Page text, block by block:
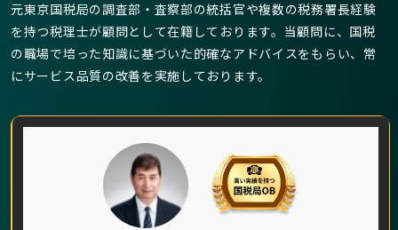
元東京国税局の調査部・査察部の統括官や複数の税務署長経験
を持つ税理士が顧問として在籍しております。当顧問に、国税
の職場で培った知識に基づいた的確なアドバイスをもらい、常
にサービス品質の改善を実施しております。